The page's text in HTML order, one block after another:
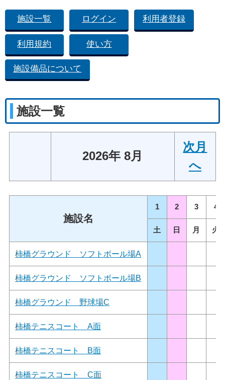
施設一覧 ログイン 利用者登録
利用規約 使い方
施設備品について
施設一覧
2026年 8月
次月
へ
施設名
1 2 3 4
土 日 月 火
柿橋グラウンド ソフトボール場A
柿橋グラウンド ソフトボール場B
柿橋グラウンド 野球場C
柿橋テニスコート A面
柿橋テニスコート B面
柿橋テニスコート C面